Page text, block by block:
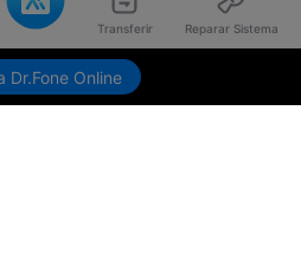
Transferir Reparar Sistema
Dr.Fone Online